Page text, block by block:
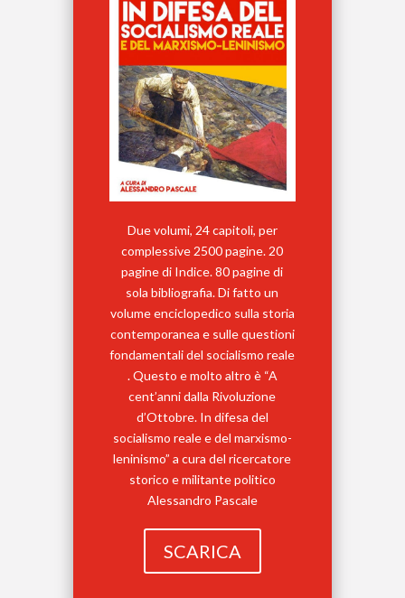
Due volumi, 24 capitoli, per
complessive 2500 pagine. 20
pagine di Indice. 80 pagine di
sola bibliografia. Di fatto un
volume enciclopedico sulla storia
contemporanea e sulle questioni
fondamentali del socialismo reale
. Questo e molto altro è “A
cent’anni dalla Rivoluzione
d’Ottobre. In difesa del
socialismo reale e del marxismo-
leninismo” a cura del ricercatore
storico e militante politico
Alessandro Pascale
SCARICA